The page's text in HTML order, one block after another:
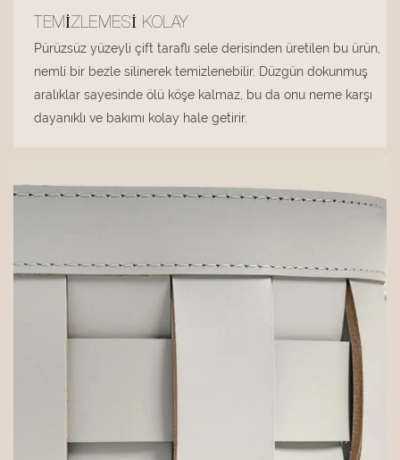
TEMIZLEMESI KOLAY
Pürüzsüz yüzeyli çift taraflı sele derisinden üretilen bu ürün,
nemli bir bezle silinerek temizlenebilir. Düzgün dokunmuş
aralıklar sayesinde ölü köşe kalmaz, bu da onu neme karşı
dayanıklı ve bakımı kolay hale getirir.